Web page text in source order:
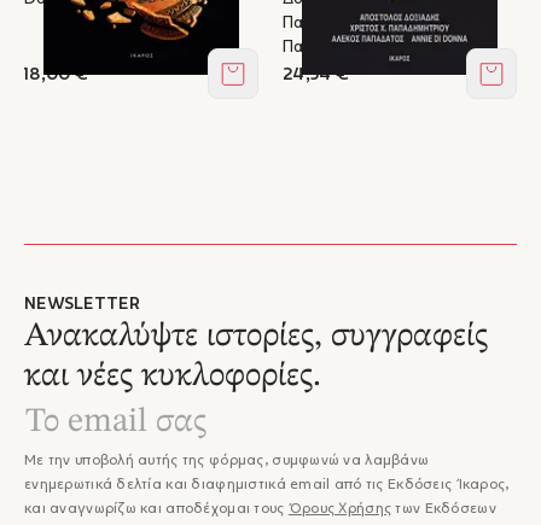
18,00 € Στο καλάθι
Παπαδημητρίου, Αλέκος
Παπαδάτος
24,54 €
Στο
NEWSLETTER
Ανακαλύψτε ιστορίες, συγγραφείς
και νέες κυκλοφορίες.
Με την υποβολή αυτής της φόρμας, συμφωνώ να λαμβάνω
ενημερωτικά δελτία και διαφημιστικά email από τις Εκδόσεις Ίκαρος,
και αναγνωρίζω και αποδέχομαι τους Όρους Χρήσης των Εκδόσεων